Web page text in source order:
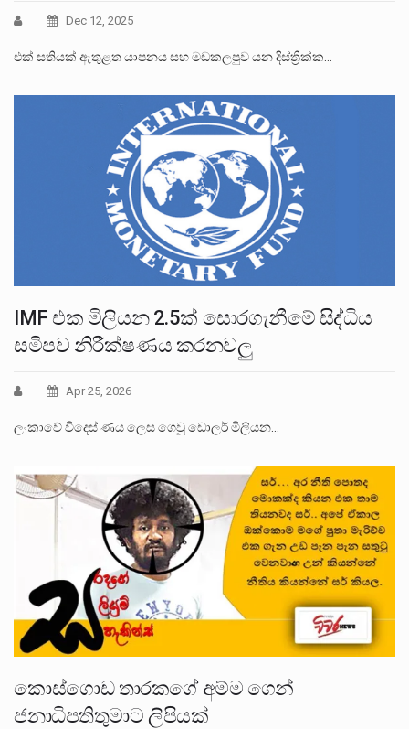
Dec 12, 2025
එක් සතියක් ඇතුළත යාපනය සහ මඩකලපුව යන දිස්ත්‍රික්ක…
IMF එක මිලියන 2.5ක් සොරගැනීමේ සිද්ධිය
සමීපව නිරීක්ෂණය කරනවලු
Apr 25, 2026
ලංකාවේ විදෙස් ණය ලෙස ගෙවූ ඩොලර් මිලියන…
කොස්ගොඩ තාරකගේ අම්ම ගෙන්
ජනාධිපතිතුමාට ලිපියක්